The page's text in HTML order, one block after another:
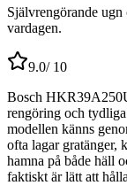
Självrengörande
vardagen.
9.0/ 10
Bosch
rengöring och
modellen känns
ofta lagar gratänger,
hamna på både häll
faktiskt är lätt att